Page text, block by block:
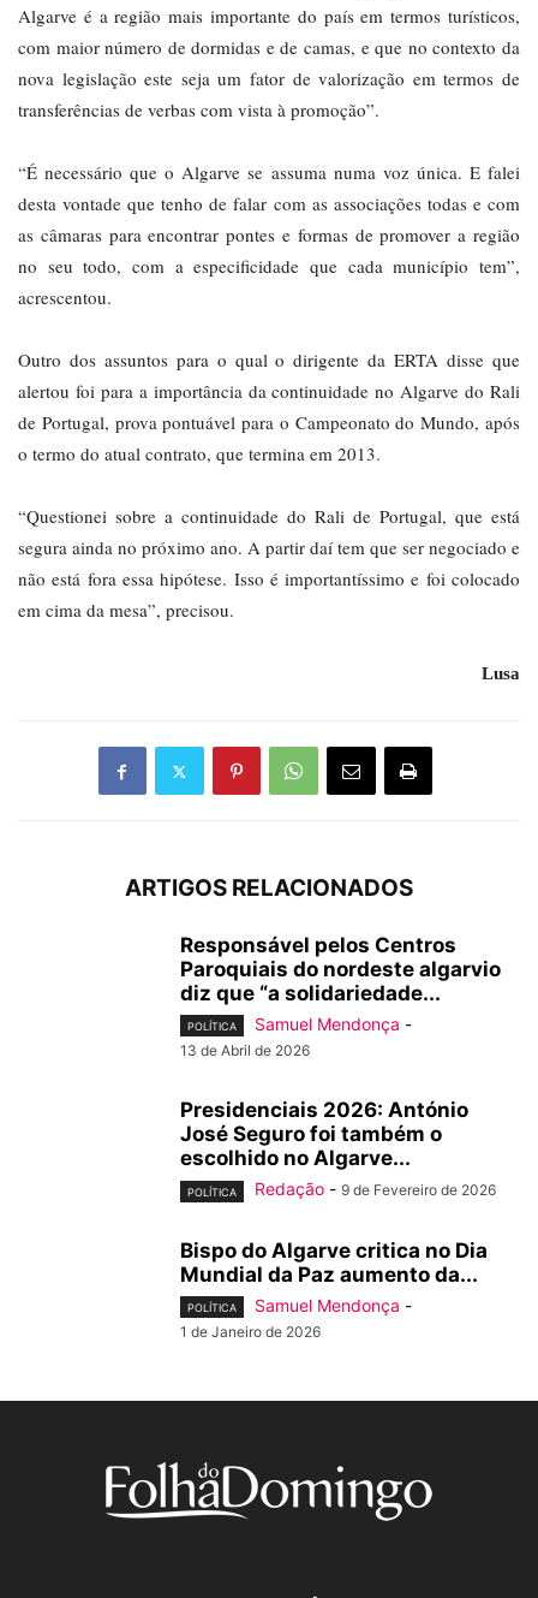
Algarve é a região mais importante do país em termos turísticos,
com maior número de dormidas e de camas, e que no contexto da
nova legislação este seja um fator de valorização em termos de
transferências de verbas com vista à promoção”.
“É necessário que o Algarve se assuma numa voz única. E falei
desta vontade que tenho de falar com as associações todas e com
as câmaras para encontrar pontes e formas de promover a região
no seu todo, com a especificidade que cada município tem”,
acrescentou.
Outro dos assuntos para o qual o dirigente da ERTA disse que
alertou foi para a importância da continuidade no Algarve do Rali
de Portugal, prova pontuável para o Campeonato do Mundo, após
o termo do atual contrato, que termina em 2013.
“Questionei sobre a continuidade do Rali de Portugal, que está
segura ainda no próximo ano. A partir daí tem que ser negociado e
não está fora essa hipótese. Isso é importantíssimo e foi colocado
em cima da mesa”, precisou.
Lusa
ARTIGOS RELACIONADOS
Responsável pelos Centros
Paroquiais do nordeste algarvio
diz que “a solidariedade...
POLÍTICA Samuel Mendonça -
13 de Abril de 2026
Presidenciais 2026: António
José Seguro foi também o
escolhido no Algarve...
POLÍTICA Redação - 9 de Fevereiro de 2026
Bispo do Algarve critica no Dia
Mundial da Paz aumento da...
POLÍTICA Samuel Mendonça -
1 de Janeiro de 2026